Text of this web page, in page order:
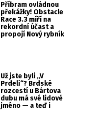
Příbram ovládnou
překážky! Obstacle
Race 3.3 míří na
rekordní účast a
propojí Nový rybník
Už jste byli „V
Prdeli“? Brdské
rozcestí u Bártova
dubu má své lidové
jméno — a teď i